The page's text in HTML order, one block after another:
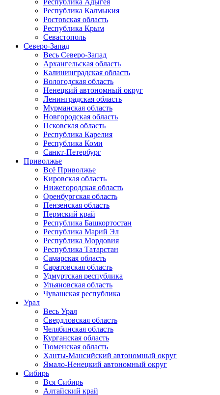
Республика Адыгея
Республика Калмыкия
Ростовская область
Республика Крым
Севастополь
Северо-Запад
Весь Северо-Запад
Архангельская область
Калининградская область
Вологодская область
Ненецкий автономный округ
Ленинградская область
Мурманская область
Новгородская область
Псковская область
Республика Карелия
Республика Коми
Санкт-Петербург
Приволжье
Всё Приволжье
Кировская область
Нижегородская область
Оренбургская область
Пензенская область
Пермский край
Республика Башкортостан
Республика Марий Эл
Республика Мордовия
Республика Татарстан
Самарская область
Саратовская область
Удмуртская республика
Ульяновская область
Чувашская республика
Урал
Весь Урал
Свердловская область
Челябинская область
Курганская область
Тюменская область
Ханты-Мансийский автономный округ
Ямало-Ненецкий автономный округ
Сибирь
Вся Сибирь
Алтайский край